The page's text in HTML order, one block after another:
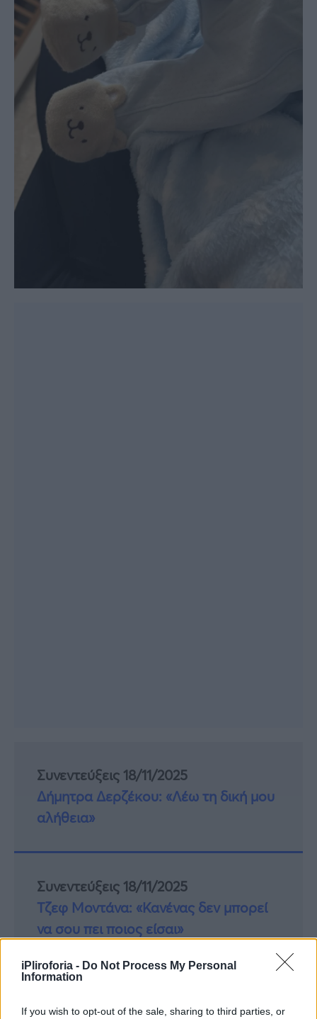
iPliroforia - Do Not Process My Personal
Information
If you wish to opt-out of the sale, sharing to third parties, or
Συνεντεύξεις 18/11/2025
Δήμητρα Δερζέκου: «Λέω τη δική μου
αλήθεια»
Συνεντεύξεις 18/11/2025
Τζεφ Μοντάνα: «Κανένας δεν μπορεί
να σου πει ποιος είσαι»